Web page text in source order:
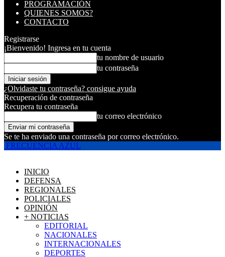
PROGRAMACIÓN
QUIENES SOMOS?
CONTACTO
Registrarse
¡Bienvenido! Ingresa en tu cuenta
tu nombre de usuario
tu contraseña
¿Olvidaste tu contraseña? consigue ayuda
Recuperación de contraseña
Recupera tu contraseña
tu correo electrónico
Se te ha enviado una contraseña por correo electrónico.
FRECUENCIA AZUL
INICIO
DEFENSA
REGIONALES
POLICIALES
OPINIÓN
+ NOTICIAS
EDITORIAL
NACIONALES
INTERNACIONALES
DEPORTES